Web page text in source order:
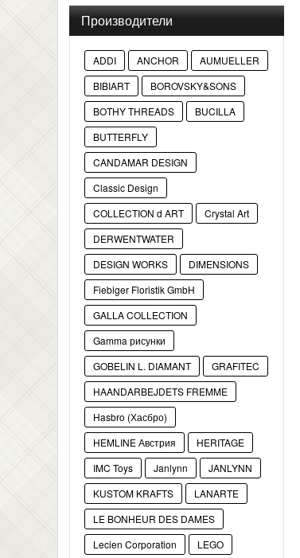
Производители
ADDI ANCHOR
AUMUELLER
BIBIART
BOROVSKY&SONS
BOTHY THREADS
BUCILLA
BUTTERFLY
CANDAMAR DESIGN
Classic Design
COLLECTION d ART
Crystal Art
DERWENTWATER
DESIGN WORKS
DIMENSIONS
Fiebiger Floristik GmbH
GALLA COLLECTION
Gamma рисунки
GOBELIN L. DIAMANT
GRAFITEC
HAANDARBEJDETS FREMME
Hasbro (Хасбро)
HEMLINE Австрия
HERITAGE
IMC Toys
Janlynn
JANLYNN
KUSTOM KRAFTS
LANARTE
LE BONHEUR DES DAMES
Lecien Corporation
LEGO